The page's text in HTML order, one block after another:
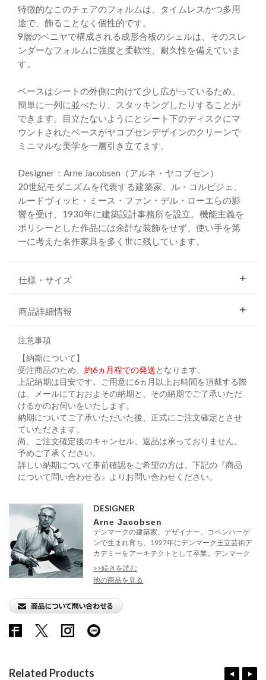
特徴的なこのチェアのフォルムは、タイムレスかつ多用
途で、飾ることなく個性的です。
9層のベニヤで構成される成形合板のシェルは、そのスレ
ンダーなフォルムに強度と柔軟性、耐久性を備えていま
す。
ベースはシートの外側に向けて少し広がっているため、
簡単に一列に並べたり、スタッキングしたりすることが
できます。目立たないようにとシート下のディスクにマ
ウントされたベースがヤコブセンデザインのクリーンで
ミニマルな美学を一層引き立てます。
Designer：Arne Jacobsen（アルネ・ヤコブセン）
20世紀モダニズムを代表する建築家、ル・コルビジェ、
ルードヴィッヒ・ミース・ファン・デル・ローエらの影
響を受け、1930年に建築設計事務所を設立。機能主義を
ポリシーとした作品には余計な装飾をせず、使い手を第
一に考えた名作家具を多く世に残しています。
仕様・サイズ
商品詳細情報
注意事項
【納期について】
受注商品のため、 約6ヵ月程での発送となります。
上記納期は目安です。ご用意に6ヵ月以上お時間を頂戴する際
は、メールにておおよその納期と、その納期でご了承いただ
けるかのお伺いをいたします。
納期についてご了承いただいた後、正式にご注文確定とさせ
ていただきます。
尚、ご注文確定後のキャンセル、返品は承っておりません。
予めご了承ください。
詳しい納期について事前確認をご希望の方は、下記の『商品
について問い合わせる』よりお問い合わせください。
DESIGNER
Arne Jacobsen
デンマークの建築家、デザイナー。コペンハーゲ
ンで生まれ育ち、1927年にデンマーク王立芸術ア
カデミーをアーキテクトとして卒業。デンマーク
内...
>>続きを読む
他の商品を見る
Related Products